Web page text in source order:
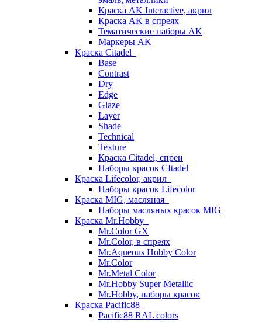
Краска AK Interactive, акрил
Краска AK в спреях
Тематические наборы AK
Маркеры AK
Краска Citadel
Base
Contrast
Dry
Edge
Glaze
Layer
Shade
Technical
Texture
Краска Citadel, спреи
Наборы красок CItadel
Краска Lifecolor, акрил
Наборы красок Lifecolor
Краска MIG, масляная
Наборы масляных красок MIG
Краска Mr.Hobby
Mr.Color GX
Mr.Color, в спреях
Mr.Aqueous Hobby Color
Mr.Color
Mr.Metal Color
Mr.Hobby Super Metallic
Mr.Hobby, наборы красок
Краска Pacific88
Pacific88 RAL colors